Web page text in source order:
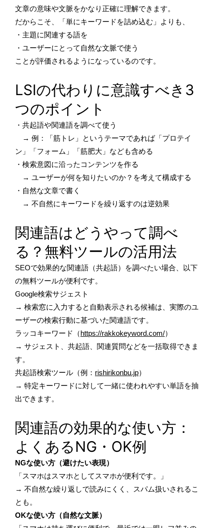
文章の意味や文脈をかなり正確に理解できます。
だからこそ、「単にキーワードを詰め込む」よりも、
・主題に関連する語を
・ユーザーにとって自然な文脈で使う
ことが評価されるようになっているのです。
LSIの代わりに意識すべき3
つのポイント
・共起語や関連語を調べて使う
→ 例：「筋トレ」というテーマであれば「プロテイ
ン」「フォーム」「筋肥大」なども含める
・検索意図に沿ったコンテンツを作る
→ ユーザーが何を知りたいのか？を考えて構成する
・自然な文章で書く
→ 不自然にキーワードを繰り返すのは逆効果
関連語はどうやって調べ
る？無料ツールの活用法
SEOで効果的な関連語（共起語）を調べたい場合、以下
の無料ツールが便利です。
Google検索サジェスト
→ 検索窓に入力すると自動表示される候補は、実際のユ
ーザーの検索行動に基づいた関連語です。
ラッコキーワード（https://rakkokeyword.com/）
→ サジェスト、共起語、関連質問などを一括取得できま
す。
共起語検索ツール（例： rishirikonbu.jp）
→ 特定キーワードに対して一緒に使われやすい単語を抽
出できます。
関連語の効果的な使い方：
よくあるNG・OK例
NGな使い方（避けたい表現）
「スマホはスマホとしてスマホが便利です。」
→ 不自然な繰り返しで読みにくく、スパム扱いされるこ
とも。
OKな使い方（自然な文脈）